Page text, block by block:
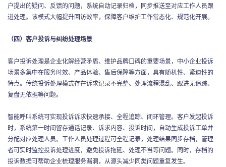
户提出的疑问、反馈的问题，系统自动记录归档，同步推送至对应工作人员跟
进处理。该模式大幅提升回访效率，保障客户维护工作常态化、规范化开展。
（四）客户投诉与纠纷处理场景
客户投诉处理是企业化解经营矛盾、维护品牌口碑的重要场景，中小企业投诉
场景多集中在服务时效、产品体验、售后保障等方面，具有随机性、紧迫性的
特点。传统投诉处理模式存在诉求记录不完整、处理流程混乱、跟进无追踪、
复盘无依据等问题。
智能呼叫系统可实现投诉诉求快速承接、全程追踪、闭环管理。客户发起投诉
时，系统第一时间留存通话记录、诉求内容、投诉时间，自动生成投诉工单并
分配对应处理人员。工作人员处理过程可全程记录，处理结果同步存档，管理
者可实时监控投诉处理进度，避免投诉拖延、处理不当等问题。同时，存档的
投诉数据可帮助企业梳理服务漏洞，从源头减少同类问题重复发生。